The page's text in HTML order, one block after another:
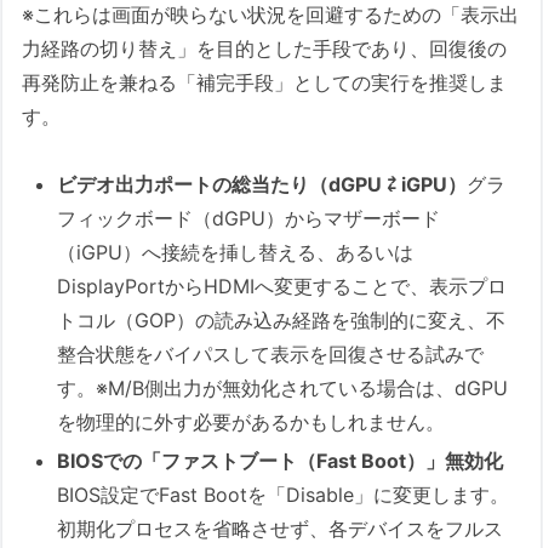
付録：この記事の作成プロセス（AI協働メモ）
1. この記事の目的と役割
ト）
4. 主な参照情報・検証方法
この記事中の広告リンクについて
※これらは画面が映らない状況を回避するための「表示出
力経路の切り替え」を目的とした手段であり、回復後の
再発防止を兼ねる「補完手段」としての実行を推奨しま
す。
ビデオ出力ポートの総当たり（dGPU ⇄ iGPU） グラ
フィックボード（dGPU）からマザーボード
（iGPU）へ接続を挿し替える、あるいは
DisplayPortからHDMIへ変更することで、表示プロ
トコル（GOP）の読み込み経路を強制的に変え、不
整合状態をバイパスして表示を回復させる試みで
す。※M/B側出力が無効化されている場合は、dGPU
を物理的に外す必要があるかもしれません。
BIOSでの「ファストブート（Fast Boot）」無効化
BIOS設定でFast Bootを「Disable」に変更します。
初期化プロセスを省略させず、各デバイスをフルス